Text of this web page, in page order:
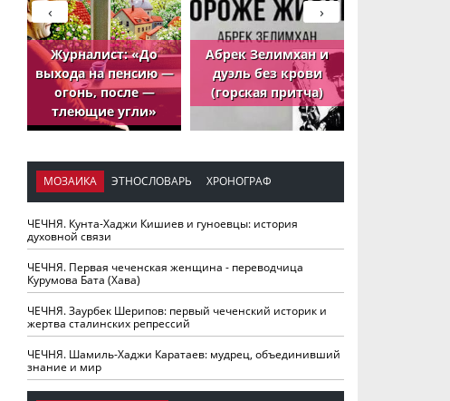
Журналист: «До
выхода на пенсию —
огонь, после —
тлеющие угли»
Абрек Зелимхан и
дуэль без крови
(горская притча)
›
‹
МОЗАИКА ЭТНОСЛОВАРЬ ХРОНОГРАФ
ЧЕЧНЯ. Кунта-Хаджи Кишиев и гуноевцы: история
духовной связи
ЧЕЧНЯ. Первая чеченская женщина - переводчица
Курумова Бата (Хава)
ЧЕЧНЯ. Заурбек Шерипов: первый чеченский историк и
жертва сталинских репрессий
ЧЕЧНЯ. Шамиль-Хаджи Каратаев: мудрец, объединивший
знание и мир